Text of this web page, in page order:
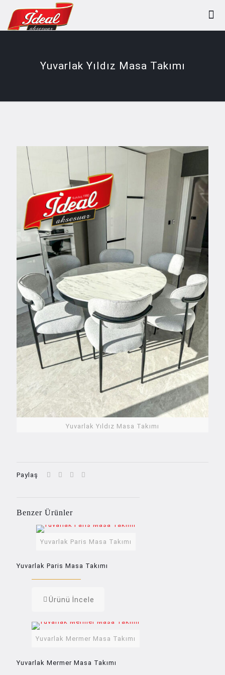
Yuvarlak Yıldız Masa Takımı
Yuvarlak Yıldız Masa Takımı
Paylaş
Benzer Ürünler
Yuvarlak Paris Masa Takımı
Yuvarlak Paris Masa Takımı
Ürünü İncele
Yuvarlak Mermer Masa Takımı
Yuvarlak Mermer Masa Takımı